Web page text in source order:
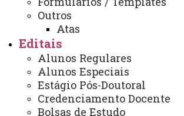
Outros
Atas
Editais
Alunos Regulares
Alunos Especiais
Estágio Pós-Doutoral
Credenciamento Docente
Bolsas de Estudo
Contato:
13:30 às 17:00
E-mail: